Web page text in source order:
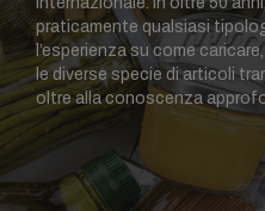
praticamente qualsiasi
l’esperienza su come
le diverse specie di articoli
oltre alla conoscenza